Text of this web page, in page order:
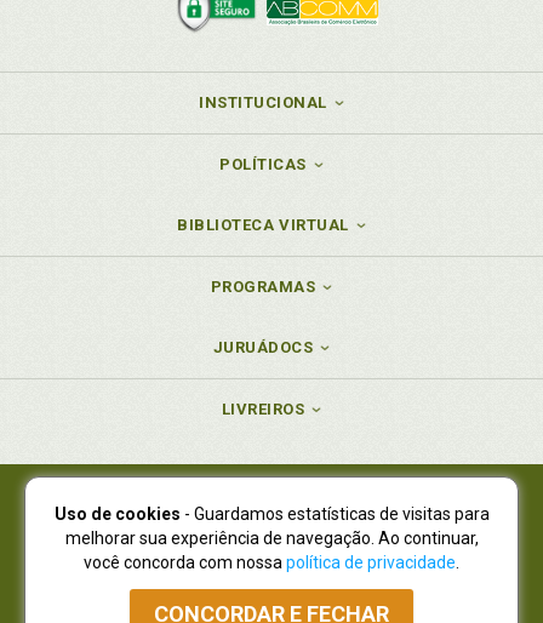
INSTITUCIONAL
POLÍTICAS
BIBLIOTECA VIRTUAL
PROGRAMAS
JURUÁDOCS
LIVREIROS
Juruá Editora Ltda., CNPJ 77.535.508/0001-19
Juruá Informática Ltda., CNPJ 01.701.561/0001-80
NOVO ENDEREÇO:R. Flávio Dallegrave, 7665, São Lourenço |
Curitiba - Paraná - CEP 82210-310
Atendimento: (41) 4009-3900|Vendas Atacado: (41) 4009-3939
Uso de cookies - Guardamos estatísticas de visitas para
melhorar sua experiência de navegação. Ao continuar,
você concorda com nossa política de privacidade
CONCORDAR E FECHAR